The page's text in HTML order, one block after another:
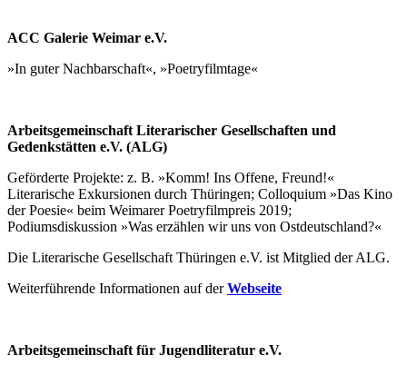
ACC Galerie Weimar e.V.
»In guter Nachbarschaft«, »Poetryfilmtage«
Arbeitsgemeinschaft Literarischer Gesellschaften und
Gedenkstätten e.V. (ALG)
Geförderte Projekte: z. B. »Komm! Ins Offene, Freund!«
Literarische Exkursionen durch Thüringen; Colloquium »Das Kino
der Poesie« beim Weimarer Poetryfilmpreis 2019;
Podiumsdiskussion »Was erzählen wir uns von Ostdeutschland?«
Die Literarische Gesellschaft Thüringen e.V. ist Mitglied der ALG.
Weiterführende Informationen auf derWebseite
Arbeitsgemeinschaft für Jugendliteratur e.V.